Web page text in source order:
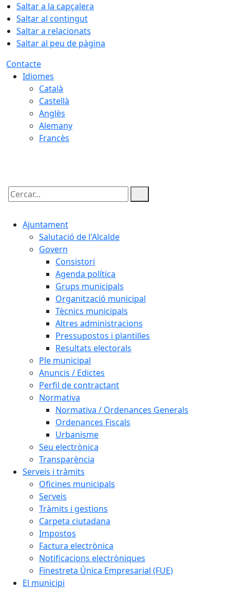
Saltar a la capçalera
Saltar al contingut
Saltar a relacionats
Saltar al peu de pàgina
Contacte
Idiomes
Català
Castellà
Anglès
Alemany
Francès
Cercar:
Ajuntament
Salutació de l'Alcalde
Govern
Consistori
Agenda política
Grups municipals
Organització municipal
Tècnics municipals
Altres administracions
Pressupostos i plantilles
Resultats electorals
Ple municipal
Anuncis / Edictes
Perfil de contractant
Normativa
Normativa / Ordenances Generals
Ordenances Fiscals
Urbanisme
Seu electrònica
Transparència
Serveis i tràmits
Oficines municipals
Serveis
Tràmits i gestions
Carpeta ciutadana
Impostos
Factura electrònica
Notificacions electròniques
Finestreta Única Empresarial (FUE)
El municipi